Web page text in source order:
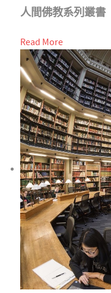
人間佛教系列叢書
Read More